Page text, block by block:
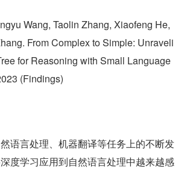
Wang, Taolin Zhang, Xiaofeng He,
From Complex to Simple: Unraveli
for Reasoning with Small Language
(Findings)
语言处理、机器翻译等任务上的不断发
度学习应用到自然语言处理中越来越感